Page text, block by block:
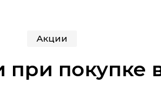
Акции
покупке